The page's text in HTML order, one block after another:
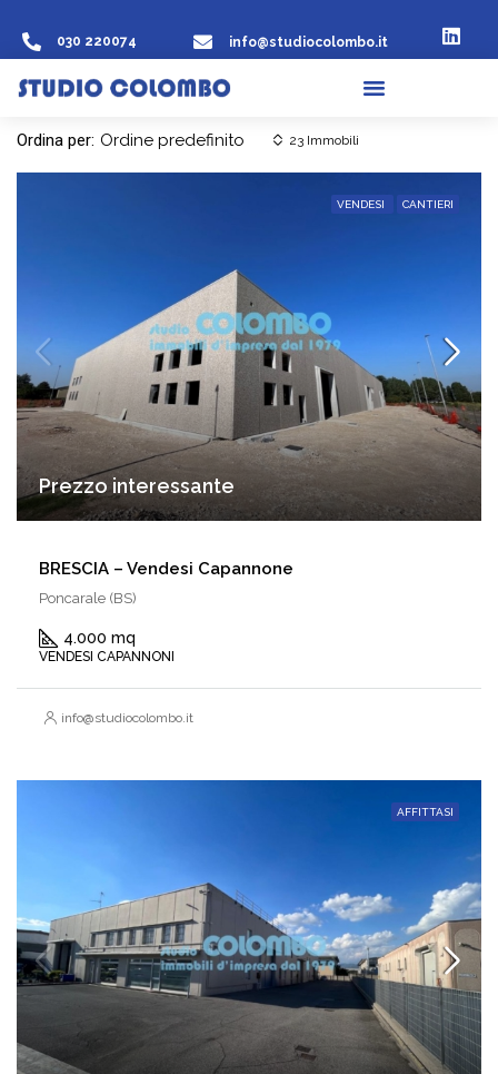
030 220074 info@studiocolombo.it
23 Immobili
Ordina per: Ordine predefinito
VENDESI CANTIERI
Prezzo interessante
BRESCIA – Vendesi Capannone
Poncarale (BS)
4.000 mq
VENDESI CAPANNONI
info@studiocolombo.it
AFFITTASI